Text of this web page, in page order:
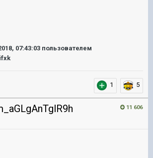
07:43:03 пользователем
1 5
11 606